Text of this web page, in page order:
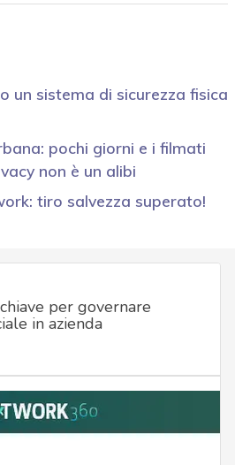
un sistema di sicurezza fisica
pochi giorni e i filmati
non è un alibi
tiro salvezza superato!
per governare
in azienda